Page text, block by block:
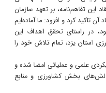
این تفاهم‌نامه، بر تعهد سازمان
تاکید کرد و افزود: ما آماده‌ایم
در راستای تحقق اهداف این
استان یزد، تمام تلاش خود را
علمی و عملیاتی امضا شده و
بخش کشاورزی و منابع